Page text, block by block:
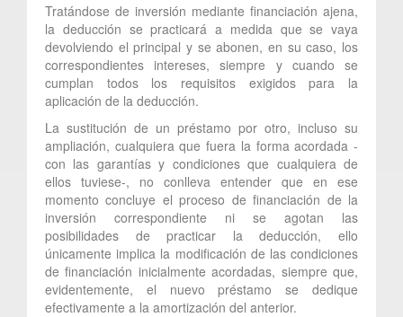
Tratándose de inversión mediante financiación ajena,
la deducción se practicará a medida que se vaya
devolviendo el principal y se abonen, en su caso, los
correspondientes intereses, siempre y cuando se
cumplan todos los requisitos exigidos para la
aplicación de la deducción.
La sustitución de un préstamo por otro, incluso su
ampliación, cualquiera que fuera la forma acordada -
con las garantías y condiciones que cualquiera de
ellos tuviese-, no conlleva entender que en ese
momento concluye el proceso de financiación de la
inversión correspondiente ni se agotan las
posibilidades de practicar la deducción, ello
únicamente implica la modificación de las condiciones
de financiación inicialmente acordadas, siempre que,
evidentemente, el nuevo préstamo se dedique
efectivamente a la amortización del anterior.